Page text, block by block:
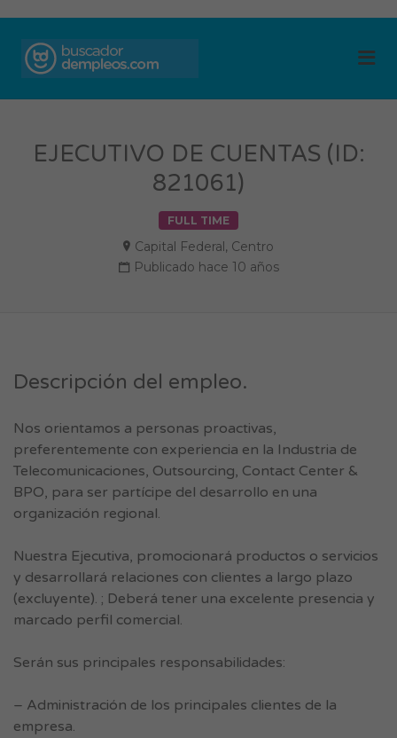
EJECUTIVO DE CUENTAS (ID:
821061)
FULL TIME
Capital Federal, Centro
Publicado hace 10 años
Descripción del empleo.
Nos orientamos a personas proactivas,
preferentemente con experiencia en la Industria de
Telecomunicaciones, Outsourcing, Contact Center &
BPO, para ser partícipe del desarrollo en una
organización regional.
Nuestra Ejecutiva, promocionará productos o servicios
y desarrollará relaciones con clientes a largo plazo
(excluyente). ; Deberá tener una excelente presencia y
marcado perfil comercial.
Serán sus principales responsabilidades:
– Administración de los principales clientes de la
empresa.